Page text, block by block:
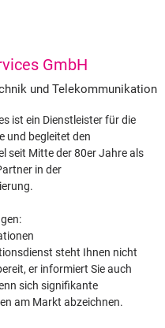
GmbH
und Telekommunikation
ist ein Dienstleister für die
und begleitet den
seit Mitte der 80er Jahre als
in der
steht Ihnen nicht
er informiert Sie auch
sich signifikante
am Markt abzeichnen.